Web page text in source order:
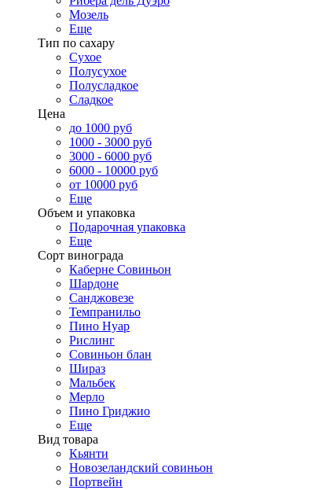
Мозель
Еще
Тип по сахару
Сухое
Полусухое
Полусладкое
Сладкое
Цена
до 1000 руб
1000 - 3000 руб
3000 - 6000 руб
6000 - 10000 руб
от 10000 руб
Еще
Объем и упаковка
Подарочная упаковка
Еще
Сорт винограда
Каберне Совиньон
Шардоне
Санджовезе
Темпранильо
Пино Нуар
Рислинг
Совиньон блан
Шираз
Мальбек
Мерло
Пино Гриджио
Еще
Вид товара
Кьянти
Новозеландский совиньон
Портвейн